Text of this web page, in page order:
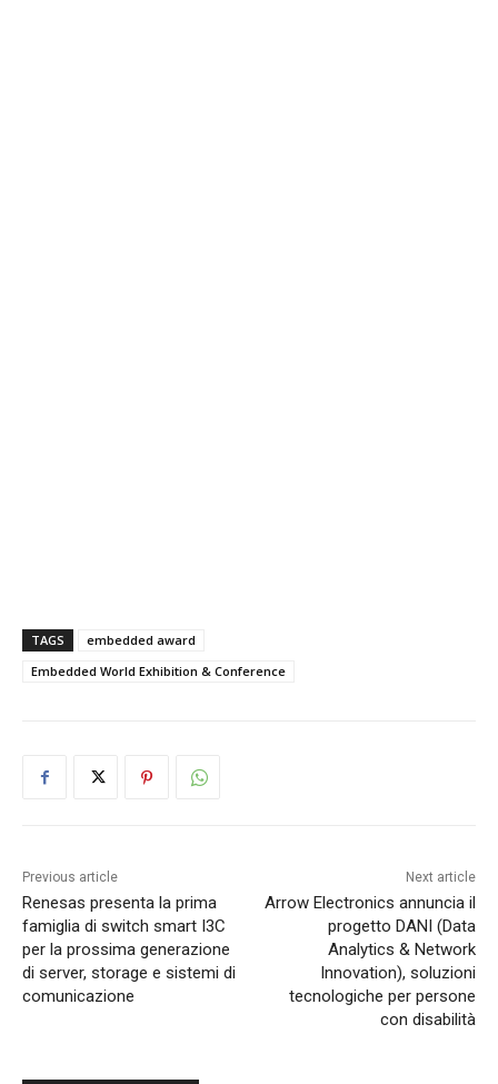
TAGS
embedded award
Embedded World Exhibition & Conference
Previous article
Renesas presenta la prima
famiglia di switch smart I3C
per la prossima generazione
di server, storage e sistemi di
comunicazione
Next article
Arrow Electronics annuncia il
progetto DANI (Data
Analytics & Network
Innovation), soluzioni
tecnologiche per persone
con disabilità